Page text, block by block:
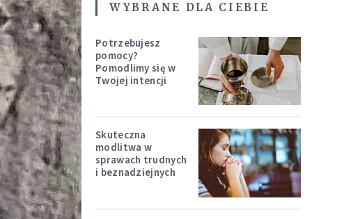
WYBRANE DLA CIEBIE
Potrzebujesz
pomocy?
Pomodlimy się w
Twojej intencji
Skuteczna
modlitwa w
sprawach trudnych
i beznadziejnych